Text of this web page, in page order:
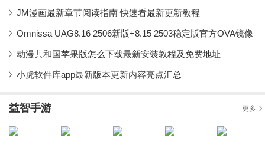
JM漫画最新章节阅读指南 快速看最新更新教程
Omnissa UAG8.16 2506新版+8.15 2503稳定版官方OVA镜像
动漫共和国苹果版怎么下载最新安装教程及免费地址
小虎软件库app最新版本更新内容亮点汇总
益智手游 更多